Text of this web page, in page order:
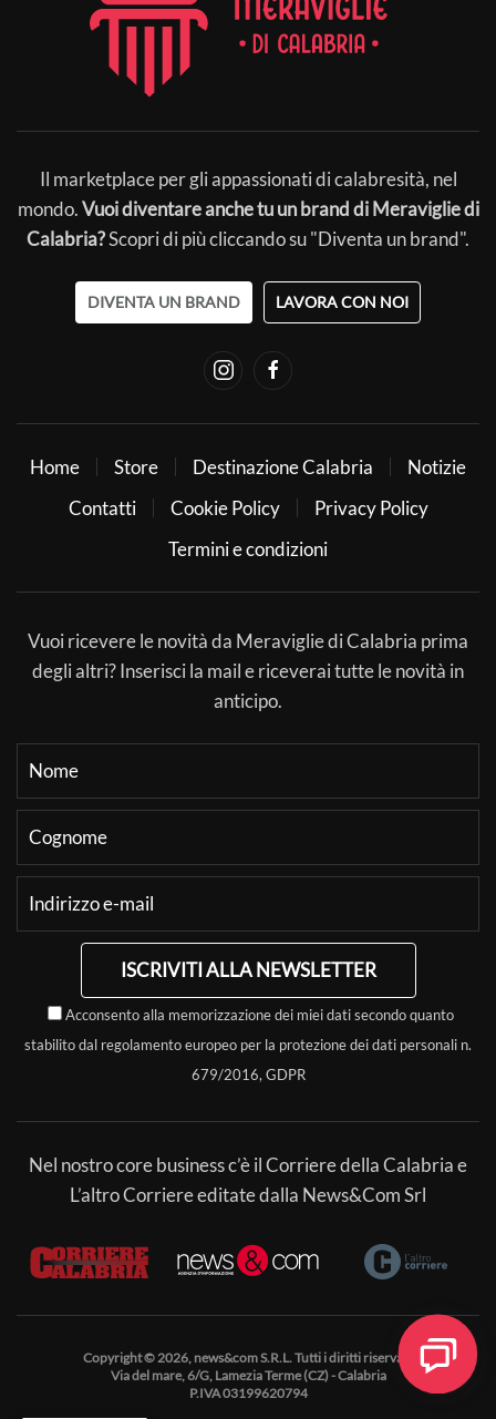
Il marketplace per gli appassionati di calabresità, nel
mondo.Vuoi diventare anche tu un brand di Meraviglie di
Calabria?Scopri di più cliccando su "Diventa un brand".
DIVENTA UN BRAND LAVORA CON NOI
Home Store Destinazione Calabria
Notizie
Contatti
Cookie Policy
Privacy Policy
Termini e condizioni
Vuoi ricevere le novità da Meraviglie di Calabria prima
degli altri? Inserisci la mail e riceverai tutte le novità in
anticipo.
ISCRIVITI ALLA NEWSLETTER
Acconsento alla memorizzazione dei miei dati secondo quanto
stabilito dal regolamento europeo per la protezione dei dati personali n.
679/2016, GDPR
Nel nostro core business c’è il Corriere della Calabria e
L’altro Corriere editate dalla News&Com Srl
Copyright © 2026, news&com S.R.L. Tutti i diritti riservati.
Via del mare, 6/G, Lamezia Terme (CZ) - Calabria
P.IVA 03199620794